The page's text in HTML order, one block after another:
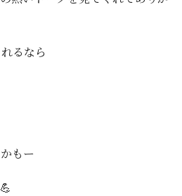
るなら
もー